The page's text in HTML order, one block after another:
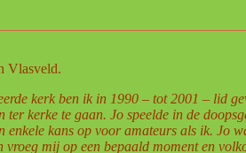
Vlasveld.
kerk ben ik in 1990 – tot 2001 – lid
kerke te gaan. Jo speelde in de
kans op voor amateurs als ik. Jo
mij op een bepaald moment en